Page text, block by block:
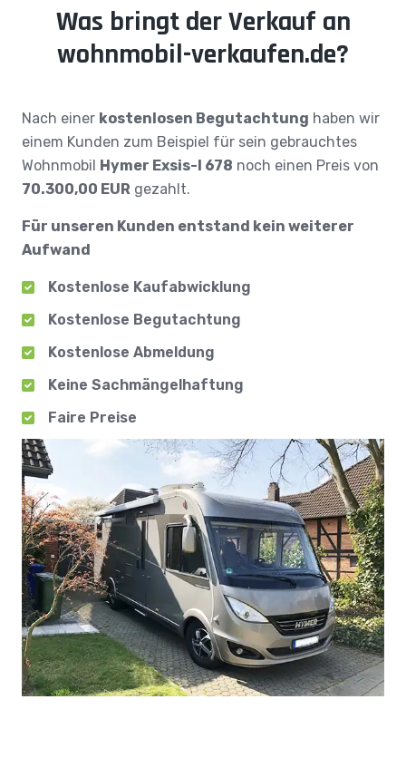
Was bringt der Verkauf an
wohnmobil-verkaufen.de?
Nach einer kostenlosen Begutachtung haben wir
einem Kunden zum Beispiel für sein gebrauchtes
Wohnmobil Hymer Exsis-I 678 noch einen Preis von
70.300,00 EUR gezahlt.
Für unseren Kunden entstand kein weiterer
Aufwand
Kostenlose Kaufabwicklung
Kostenlose Begutachtung
Kostenlose Abmeldung
Keine Sachmängelhaftung
Faire Preise